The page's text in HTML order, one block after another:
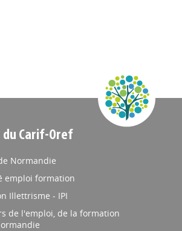
Carif-Oref
Normandie
emploi formation
Illettrisme - IPI
de l'emploi, de la formation